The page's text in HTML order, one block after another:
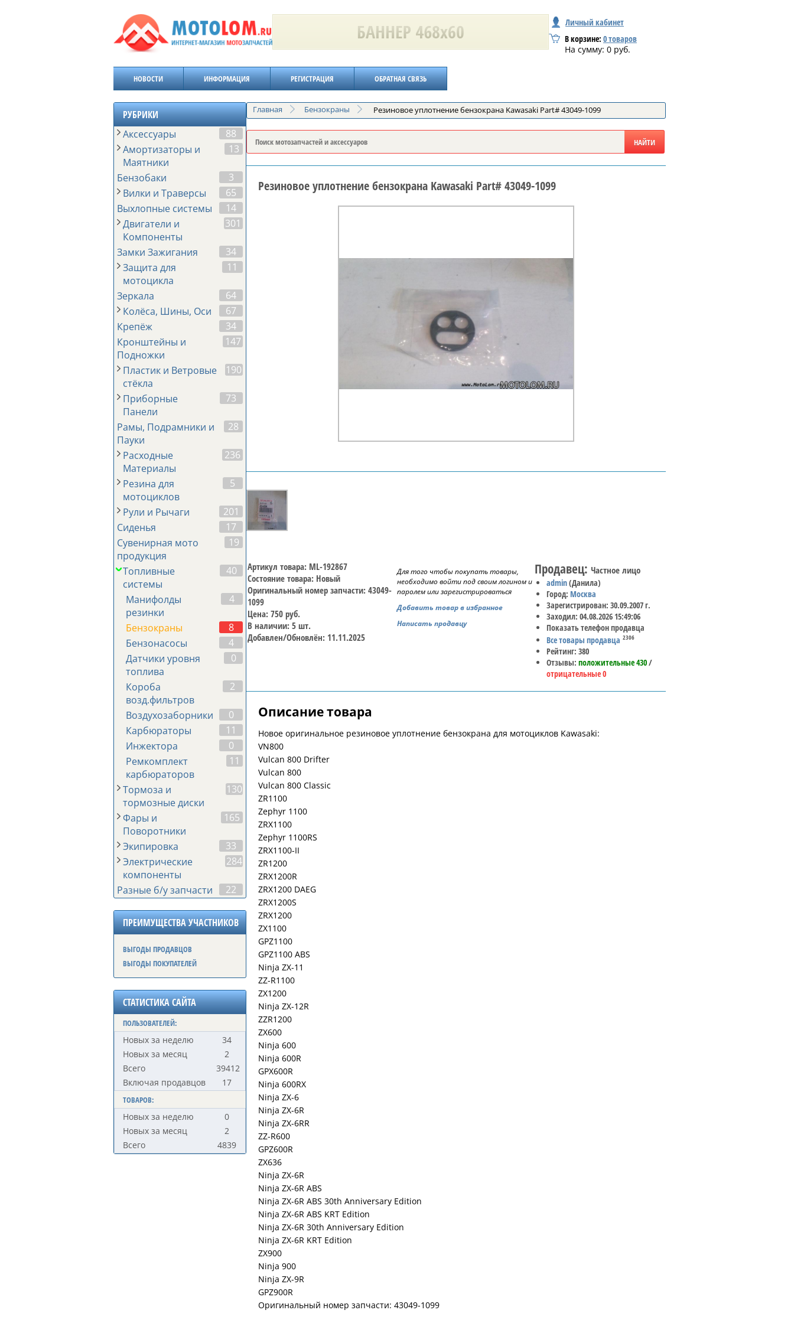
Личный кабинет
В корзине: 0товаров
На сумму: 0 руб.
НОВОСТИ ИНФОРМАЦИЯ РЕГИСТРАЦИЯ ОБРАТНАЯ СВЯЗЬ
РУБРИКИ
Аксессуары
88
Амортизаторы и
Маятники
13
Бензобаки
3
Вилки и Траверсы
65
Выхлопные системы
14
Двигатели и
Компоненты
301
Замки Зажигания
34
Защита для
мотоцикла
11
Зеркала
64
Колёса, Шины, Оси
67
Крепёж
34
Кронштейны и
Подножки
147
Пластик и Ветровые
стёкла
190
Приборные
Панели
73
Рамы, Подрамники и
Пауки
28
Расходные
Материалы
236
Резина для
мотоциклов
5
Рули и Рычаги
201
Сиденья
17
Сувенирная мото
продукция
19
Топливные
системы
40
Манифолды
резинки
4
Бензокраны
8
Бензонасосы
4
Датчики уровня
топлива
0
Короба
возд.фильтров
2
Воздухозаборники
0
Карбюраторы
11
Инжектора
0
Ремкомплект
карбюраторов
11
Тормоза и
тормозные диски
130
Фары и
Поворотники
165
Экипировка
33
Электрические
компоненты
284
Разные б/у запчасти 22
ПРЕИМУЩЕСТВА УЧАСТНИКОВ
ВЫГОДЫ ПРОДАВЦОВ
ВЫГОДЫ ПОКУПАТЕЛЕЙ
СТАТИСТИКА САЙТА
ПОЛЬЗОВАТЕЛЕЙ:
Новых за неделю
34
Новых за месяц
2
Всего
39412
Включая продавцов
17
ТОВАРОВ:
Новых за неделю
0
Новых за месяц
2
Всего
4839
Главная Бензокраны Резиновое уплотнение бензокрана Kawasaki Part# 43049-1099
Резиновое уплотнение бензокрана Kawasaki Part# 43049-1099
Артикул товара: ML-192867
Состояние товара: Новый
Оригинальный номер запчасти: 43049-
1099
Цена: 750 руб.
В наличии: 5 шт.
Добавлен/Обновлён: 11.11.2025
Для того чтобы покупать товары,
необходимо войти под своим логином и
паролем или зарегистрироваться
Добавить товар в избранное
Написать продавцу
Продавец: Частное лицо
admin(Данила)
Город: Москва
Зарегистрирован: 30.09.2007 г.
Заходил: 04.08.2026 15:49:06
Показать телефон продавца
Все товары продавца 2306
Рейтинг: 380
Отзывы:положительные 430/
отрицательные 0
Описание товара
Новое оригинальное резиновое уплотнение бензокрана для мотоциклов Kawasaki:
VN800
Vulcan 800 Drifter
Vulcan 800
Vulcan 800 Classic
ZR1100
Zephyr 1100
ZRX1100
Zephyr 1100RS
ZRX1100-II
ZR1200
ZRX1200R
ZRX1200 DAEG
ZRX1200S
ZRX1200
ZX1100
GPZ1100
GPZ1100 ABS
Ninja ZX-11
ZZ-R1100
ZX1200
Ninja ZX-12R
ZZR1200
ZX600
Ninja 600
Ninja 600R
GPX600R
Ninja 600RX
Ninja ZX-6
Ninja ZX-6R
Ninja ZX-6RR
ZZ-R600
GPZ600R
ZX636
Ninja ZX-6R
Ninja ZX-6R ABS
Ninja ZX-6R ABS 30th Anniversary Edition
Ninja ZX-6R ABS KRT Edition
Ninja ZX-6R 30th Anniversary Edition
Ninja ZX-6R KRT Edition
ZX900
Ninja 900
Ninja ZX-9R
GPZ900R
Оригинальный номер запчасти: 43049-1099